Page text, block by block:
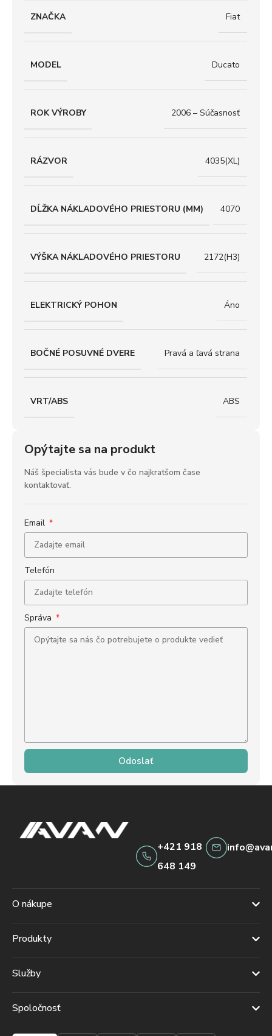
ZNAČKA Fiat
MODEL Ducato
ROK VÝROBY 2006 – Súčasnosť
RÁZVOR 4035(XL)
DĹŽKA NÁKLADOVÉHO PRIESTORU (MM) 4070
VÝŠKA NÁKLADOVÉHO PRIESTORU 2172(H3)
ELEKTRICKÝ POHON Áno
BOČNÉ POSUVNÉ DVERE Pravá a ľavá strana
VRT/ABS ABS
Opýtajte sa na produkt
Náš špecialista vás bude v čo najkratšom čase
kontaktovať.
Email
Telefón
Správa
Odoslať
+421 918
648 149
O nákupe
Produkty
Služby
Spoločnosť